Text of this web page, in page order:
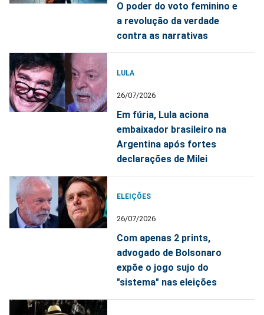
O poder do voto feminino e
a revolução da verdade
contra as narrativas
LULA
26/07/2026
Em fúria, Lula aciona
embaixador brasileiro na
Argentina após fortes
declarações de Milei
ELEIÇÕES
26/07/2026
Com apenas 2 prints,
advogado de Bolsonaro
expõe o jogo sujo do
"sistema" nas eleições